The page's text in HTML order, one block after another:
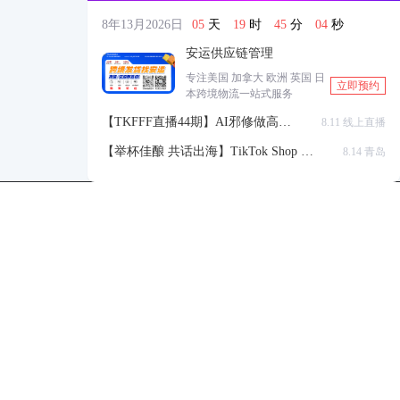
8年13月2026日 05 天 19 时 45 分 03 秒
安运供应链管理
专注美国 加拿大 欧洲 英国 日
本跨境物流一站式服务
立即预约
【TKFFF直播44期】AI邪修做高点
带货视频
8.11 线上直播
【举杯佳酿 共话出海】TikTok Shop 全
8.14 青岛